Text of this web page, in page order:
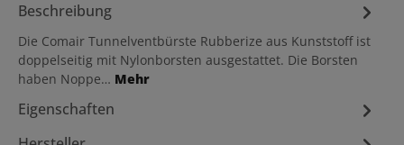
Beschreibung
Die Comair Tunnelventbürste Rubberize aus Kunststoff ist
doppelseitig mit Nylonborsten ausgestattet. Die Borsten
haben Noppe… Mehr
Eigenschaften